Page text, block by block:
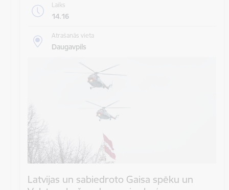
Laiks
14.16
Atrašanās vieta
Daugavpils
Latvijas un sabiedroto Gaisa spēku un